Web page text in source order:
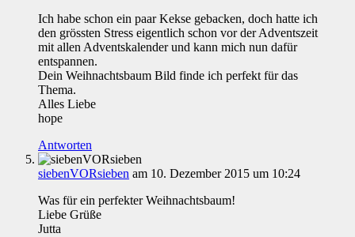
Ich habe schon ein paar Kekse gebacken, doch hatte ich
den grössten Stress eigentlich schon vor der Adventszeit
mit allen Adventskalender und kann mich nun dafür
entspannen.
Dein Weihnachtsbaum Bild finde ich perfekt für das
Thema.
Alles Liebe
hope
Antworten
siebenVORsieben am 10. Dezember 2015 um 10:24
Was für ein perfekter Weihnachtsbaum!
Liebe Grüße
Jutta